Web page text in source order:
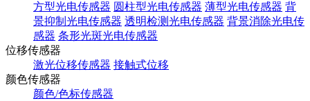
方型光电传感器 圆柱型光电传感器 薄型光电传感器 背
景抑制光电传感器 透明检测光电传感器 背景消除光电传
感器 条形光斑光电传感器
位移传感器
激光位移传感器 接触式位移
颜色传感器
颜色/色标传感器